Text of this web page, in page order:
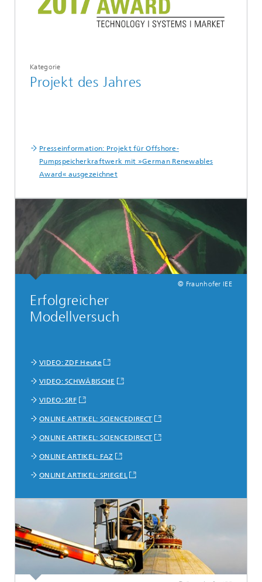
Kategorie
Projekt des Jahres
Presseinformation: Projekt für Offshore-
Pumpspeicherkraftwerk mit »German Renewables
Award« ausgezeichnet
© Fraunhofer IEE
Erfolgreicher
Modellversuch
VIDEO: ZDF Heute
VIDEO: SCHWÄBISCHE
VIDEO: SRF
ONLINE ARTIKEL: SCIENCEDIRECT
ONLINE ARTIKEL: SCIENCEDIRECT
ONLINE ARTIKEL: FAZ
ONLINE ARTIKEL: SPIEGEL